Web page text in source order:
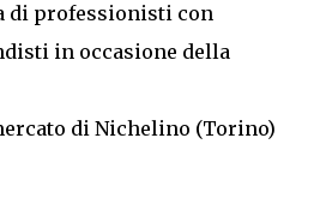
di professionisti con
in occasione della
di Nichelino (Torino)